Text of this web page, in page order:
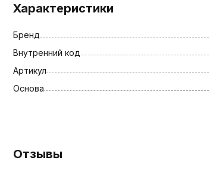
Характеристики
Бренд
Внутренний код
Артикул
Основа
Отзывы